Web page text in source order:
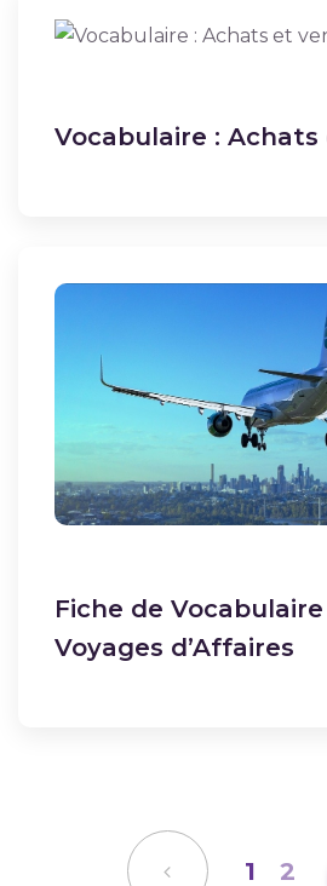
Vocabulaire :
Fiche de Vocabulaire
Voyages d’Affaires
1 2